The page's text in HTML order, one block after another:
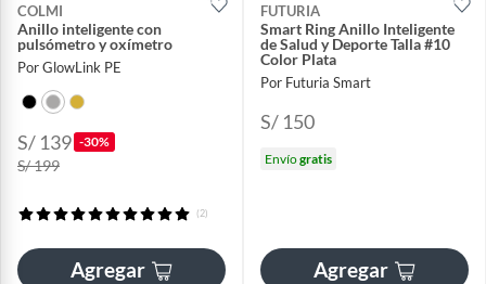
COLMI
Anillo inteligente con
pulsómetro y oxímetro
Por GlowLink PE
S/ 139 -30%
S/ 199
(2)
Agregar
FUTURIA
Smart Ring Anillo Inteligente
de Salud y Deporte Talla #10
Color Plata
Por Futuria Smart
S/ 150
Envíogratis
Agregar